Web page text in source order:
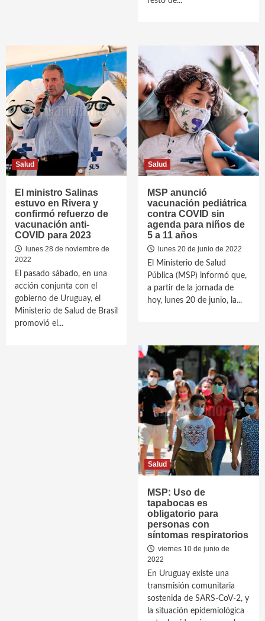
Salud
El ministro Salinas
estuvo en Rivera y
confirmó refuerzo de
vacunación anti-
COVID para 2023
lunes 28 de noviembre de
2022
El pasado sábado, en una
acción conjunta con el
gobierno de Uruguay, el
Ministerio de Salud de Brasil
promovió el...
Salud
MSP anunció
vacunación pediátrica
contra COVID sin
agenda para niños de
5 a 11 años
lunes 20 de junio de 2022
El Ministerio de Salud
Pública (MSP) informó que,
a partir de la jornada de
hoy, lunes 20 de junio, la...
Salud
MSP: Uso de
tapabocas es
obligatorio para
personas con
síntomas respiratorios
viernes 10 de junio de
2022
En Uruguay existe una
transmisión comunitaria
sostenida de SARS-CoV-2, y
la situación epidemiológica